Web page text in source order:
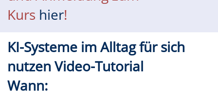
Kurs hier!
KI-Systeme im Alltag für sich
nutzen Video-Tutorial
Wann: